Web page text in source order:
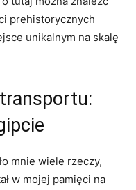
prehistorycznych
unikalnym ‍na‌ skalę
mnie wiele rzeczy,
w mojej pamięci na